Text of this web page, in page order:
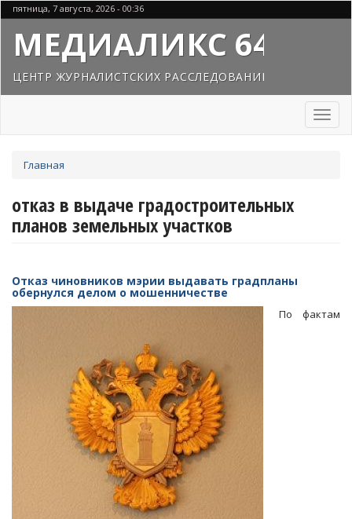
Перейти
к
основному
содержанию
пятница, 7 августа, 2026 - 00:36
МЕДИАЛИКС 64
ЦЕНТР ЖУРНАЛИСТСКИХ РАССЛЕДОВАНИЙ
Toggle
здесь
Главная
отказ в выдаче градостроительных
планов земельных участков
Отказ чиновников мэрии выдавать градпланы
обернулся делом о мошенничестве
По фактам